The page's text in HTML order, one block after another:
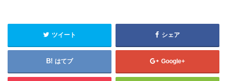
ツイート シェア
はてブ Google+